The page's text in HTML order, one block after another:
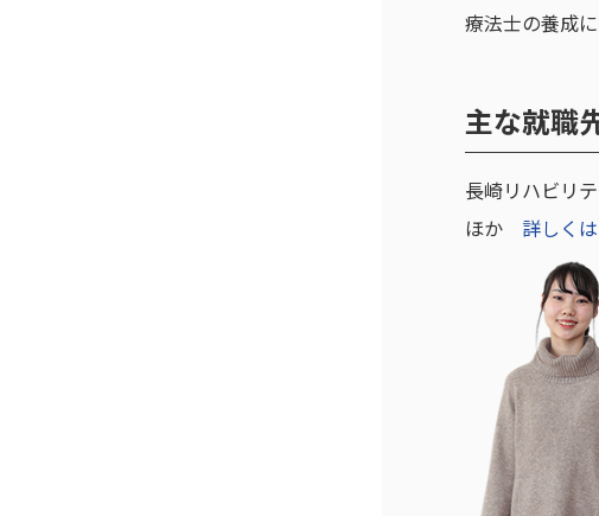
療法士の養成
主な就職
長崎リハビリ
ほか 詳しく